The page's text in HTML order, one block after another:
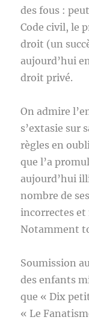
des fous :
Code civil, le
droit (un
aujourd’hui
droit privé.
On admire
s’extasie sur
règles en
que l’a
aujourd’hui
nombre de
incorrectes
Notamment
Soumission
des enfants
que « Dix
« Le